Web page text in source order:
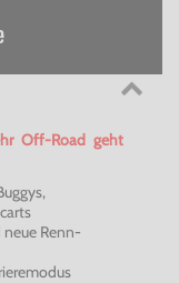
Off-Road geht
Renn-